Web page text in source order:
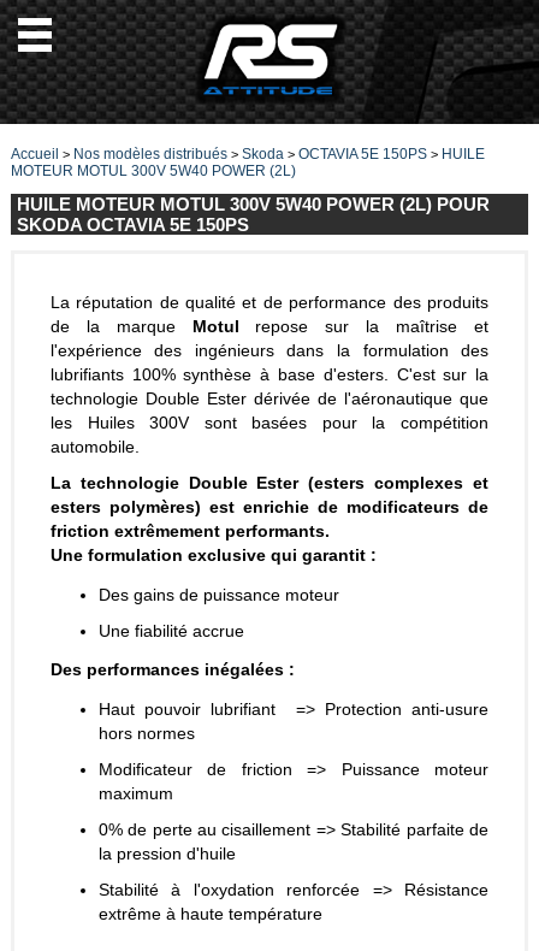
Accueil > Nos modèles distribués> Skoda > OCTAVIA 5E 150PS> HUILE
MOTEUR MOTUL 300V 5W40 POWER (2L)
HUILE MOTEUR MOTUL 300V 5W40 POWER (2L) POUR
SKODA OCTAVIA 5E 150PS
La réputation de qualité et de performance des produits
de la marque Motul repose sur la maîtrise et
l'expérience des ingénieurs dans la formulation des
lubrifiants 100% synthèse à base d'esters. C'est sur la
technologie Double Ester dérivée de l'aéronautique que
les Huiles 300V sont basées pour la compétition
automobile.
La technologie Double Ester (esters complexes et
esters polymères) est enrichie de modificateurs de
friction extrêmement performants.
Une formulation exclusive qui garantit :
Des gains de puissance moteur
Une fiabilité accrue
Des performances inégalées :
Haut pouvoir lubrifiant => Protection anti-usure
hors normes
Modificateur de friction => Puissance moteur
maximum
0% de perte au cisaillement => Stabilité parfaite de
la pression d'huile
Stabilité à l'oxydation renforcée => Résistance
extrême à haute température